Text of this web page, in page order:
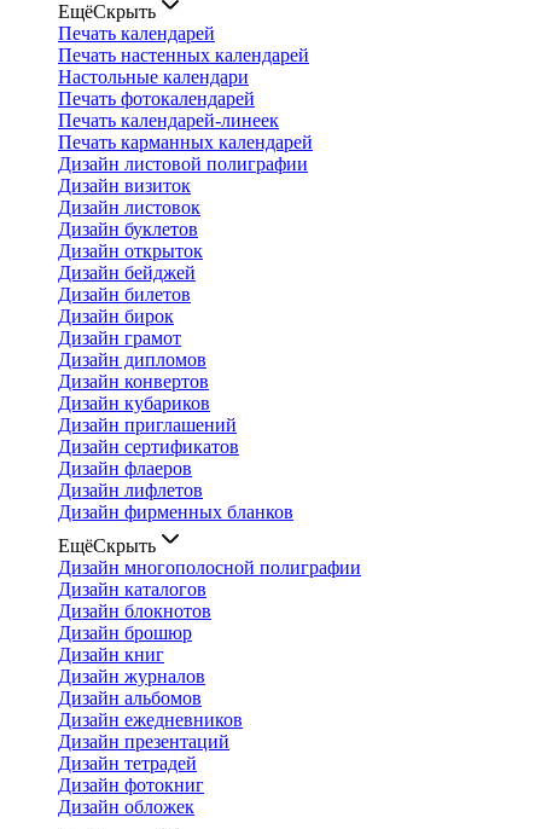
ЕщёСкрыть
Печать календарей
Печать настенных календарей
Настольные календари
Печать фотокалендарей
Печать календарей-линеек
Печать карманных календарей
Дизайн листовой полиграфии
Дизайн визиток
Дизайн листовок
Дизайн буклетов
Дизайн открыток
Дизайн бейджей
Дизайн билетов
Дизайн бирок
Дизайн грамот
Дизайн дипломов
Дизайн конвертов
Дизайн кубариков
Дизайн приглашений
Дизайн сертификатов
Дизайн флаеров
Дизайн лифлетов
Дизайн фирменных бланков
ЕщёСкрыть
Дизайн многополосной полиграфии
Дизайн каталогов
Дизайн блокнотов
Дизайн брошюр
Дизайн книг
Дизайн журналов
Дизайн альбомов
Дизайн ежедневников
Дизайн презентаций
Дизайн тетрадей
Дизайн фотокниг
Дизайн обложек